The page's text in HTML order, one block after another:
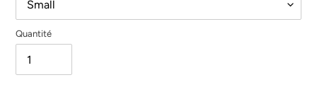
Quantité